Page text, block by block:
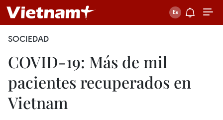
SOCIEDAD
COVID-19: Más de mil
pacientes recuperados en
Vietnam